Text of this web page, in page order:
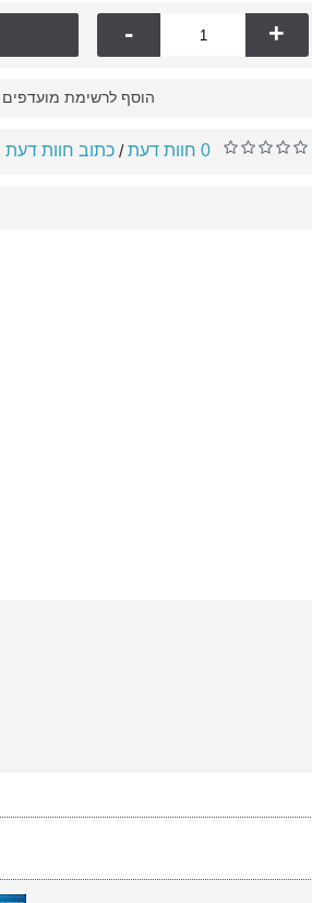
- +
הוסף לרשימת מועדפים
0 חוות דעת / כתוב חוות דעת